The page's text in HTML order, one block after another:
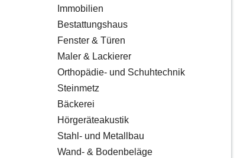
Immobilien
Bestattungshaus
Fenster & Türen
Maler & Lackierer
Orthopädie- und Schuhtechnik
Steinmetz
Bäckerei
Hörgeräteakustik
Stahl- und Metallbau
Wand- & Bodenbeläge